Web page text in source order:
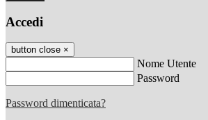
Accedi
button close ×
Nome Utente
Password
Password dimenticata?